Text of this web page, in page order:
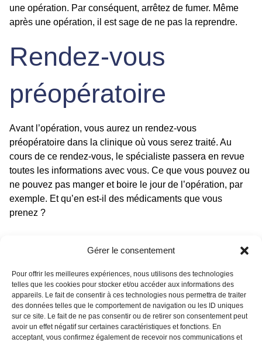
Gérer le consentement
Pour offrir les meilleures expériences, nous utilisons des technologies
telles que les cookies pour stocker et/ou accéder aux informations des
appareils. Le fait de consentir à ces technologies nous permettra de traiter
des données telles que le comportement de navigation ou les ID uniques
sur ce site. Le fait de ne pas consentir ou de retirer son consentement peut
avoir un effet négatif sur certaines caractéristiques et fonctions. En
acceptant, vous confirmez également de recevoir nos communications et
une opération. Par conséquent, arrêtez de fumer. Même
après une opération, il est sage de ne pas la reprendre.
Rendez-vous
préopératoire
Avant l’opération, vous aurez un rendez-vous
préopératoire dans la clinique où vous serez traité. Au
cours de ce rendez-vous, le spécialiste passera en revue
toutes les informations avec vous. Ce que vous pouvez ou
ne pouvez pas manger et boire le jour de l’opération, par
exemple. Et qu’en est-il des médicaments que vous
prenez ?
Assurez-vous que
quelqu’un vous
accompagne